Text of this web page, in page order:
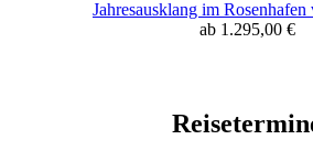
Jahresausklang im
ab 1.295,00 €